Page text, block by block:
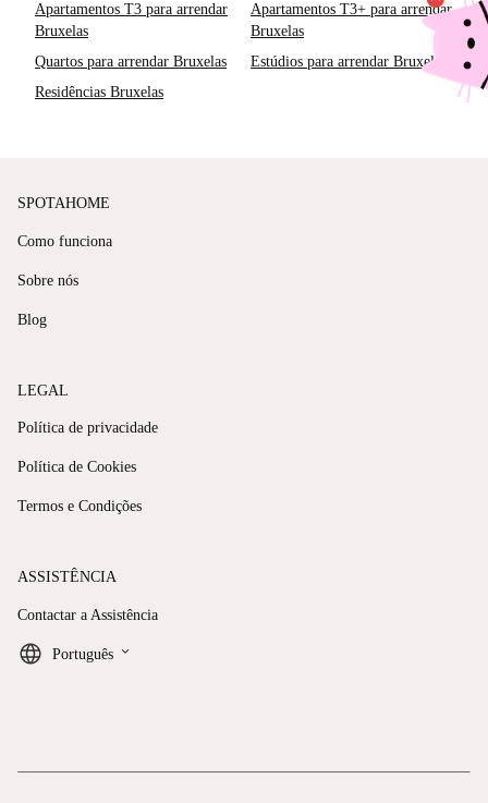
Apartamentos T3 para arrendar
Bruxelas
Apartamentos T3+ para arrendar
Bruxelas
Quartos para arrendar Bruxelas
Estúdios para arrendar Bruxelas
Residências Bruxelas
SPOTAHOME
Como funciona
Sobre nós
Blog
LEGAL
Política de privacidade
Política de Cookies
Termos e Condições
ASSISTÊNCIA
Contactar a Assistência
Português keyboard_arrow_down